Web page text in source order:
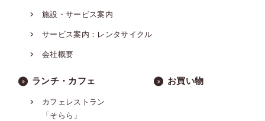
施設・サービス案内
サービス案内：レンタサイクル
会社概要
ランチ・カフェ
カフェレストラン
「そらら」
お買い物